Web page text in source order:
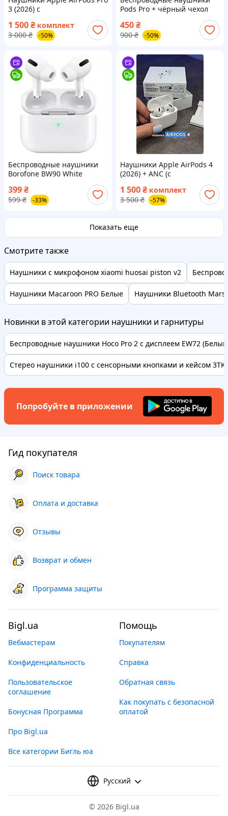
3 (2026) с
шумоподавлением ANC и
кабелем Type-C – последнее
поколение с новым
1 500₴ комплект
3 000 ₴ -50%
Pods Pro + чёрный чехол
450₴
900 ₴ -50%
Беспроводные наушники
Borofone BW90 White
399₴
599 ₴ -33%
Наушники Apple AirPods 4
(2026) + ANC (с
18+26+) + Анімація
1 500₴ комплект
3 500 ₴ -57%
Показать еще
Смотрите также
Наушники с микрофоном xiaomi huosai piston v2
Наушники Macaroon PRO Белые Наушники Bluetooth
Новинки в этой категории наушники и гарнитуры
Беспроводные наушники Hoco Pro 2 с дисплеем EW72
Стерео наушники i100 с сенсорными кнопками и кейсом
Попробуйте в приложении
Гид покупателя
Поиск товара
Оплата и доставка
Отзывы
Возврат и обмен
Программа защиты
Bigl.ua
Вебмастерам
Конфиденциальность
Пользовательское
соглашение
Бонусная Программа
Про Bigl.ua
Все категории Бигль юа
Помощь
Покупателям
Справка
Обратная связь
Как покупать с безопасной
оплатой
Русский
© 2026 Bigl.ua